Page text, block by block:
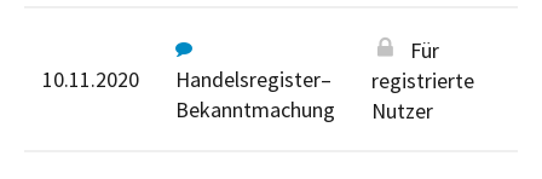
10.11.2020
Handelsregister–
Bekanntmachung
Für
registrierte
Nutzer